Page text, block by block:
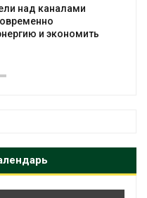
над каналами
и экономить